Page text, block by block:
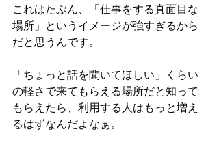
これはたぶん、「仕事をする真面目な
場所」というイメージが強すぎるから
だと思うんです。
「ちょっと話を聞いてほしい」くらい
の軽さで来てもらえる場所だと知って
もらえたら、利用する人はもっと増え
るはずなんだよなぁ。